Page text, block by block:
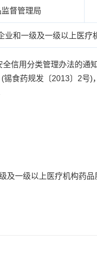
督管理局
业和一级及一级以上医疗
用分类管理办法的通知
食药规发〔2013〕2号
及一级以上医疗机构药